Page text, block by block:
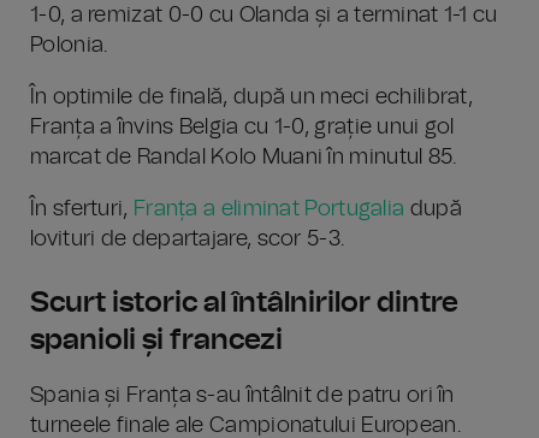
1-0, a remizat 0-0 cu Olanda și a terminat 1-1 cu
Polonia.
În optimile de finală, după un meci echilibrat,
Franța a învins Belgia cu 1-0, grație unui gol
marcat de Randal Kolo Muani în minutul 85.
În sferturi, Franța a eliminat Portugalia după
lovituri de departajare, scor 5-3.
Scurt istoric al întâlnirilor dintre
spanioli și francezi
Spania și Franța s-au întâlnit de patru ori în
turneele finale ale Campionatului European.